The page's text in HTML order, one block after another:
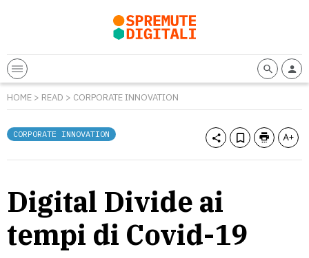
HOME > READ > CORPORATE INNOVATION
CORPORATE INNOVATION
Digital Divide ai
tempi di Covid-19